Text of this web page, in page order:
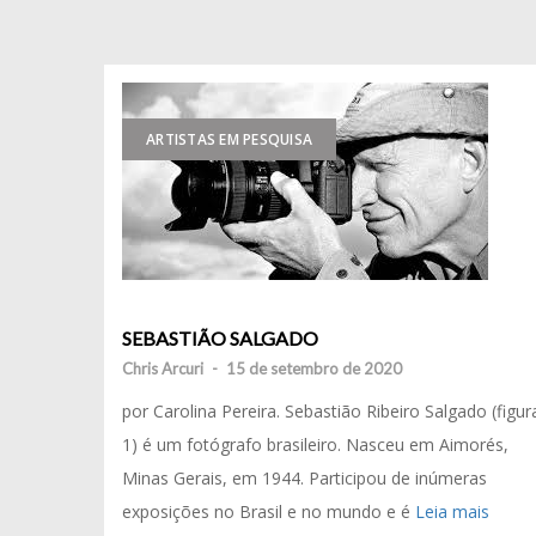
ARTISTAS EM PESQUISA
SEBASTIÃO SALGADO
Chris Arcuri - 15 de setembro de 2020
por Carolina Pereira. Sebastião Ribeiro Salgado
1) é um fotógrafo brasileiro. Nasceu em Aimorés,
Minas Gerais, em 1944. Participou de inúmeras
exposições no Brasil e no mundo e é Leia mais